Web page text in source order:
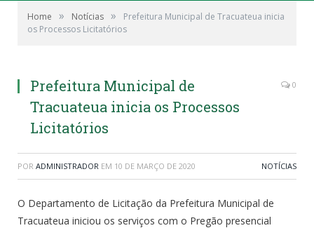
Home » Notícias »
Prefeitura Municipal de Tracuateua inicia
os Processos Licitatórios
Prefeitura Municipal de
Tracuateua inicia os Processos
Licitatórios
0
POR ADMINISTRADOR EM 10 DE MARÇO DE 2020 NOTÍCIAS
O Departamento de Licitação da Prefeitura Municipal de
Tracuateua iniciou os serviços com o Pregão presencial